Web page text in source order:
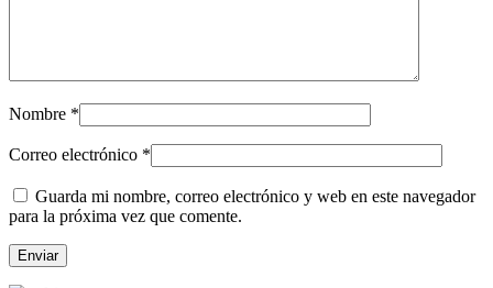
Nombre *
Correo electrónico *
Guarda mi nombre, correo electrónico y web en este navegador
para la próxima vez que comente.